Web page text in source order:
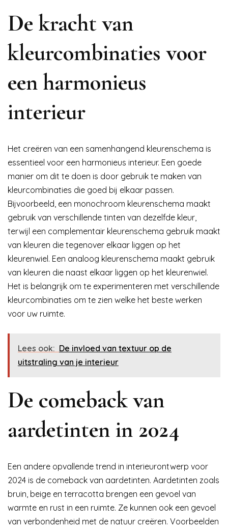
De kracht van
kleurcombinaties voor
een harmonieus
interieur
Het creëren van een samenhangend kleurenschema is
essentieel voor een harmonieus interieur. Een goede
manier om dit te doen is door gebruik te maken van
kleurcombinaties die goed bij elkaar passen.
Bijvoorbeeld, een monochroom kleurenschema maakt
gebruik van verschillende tinten van dezelfde kleur,
terwijl een complementair kleurenschema gebruik maakt
van kleuren die tegenover elkaar liggen op het
kleurenwiel. Een analoog kleurenschema maakt gebruik
van kleuren die naast elkaar liggen op het kleurenwiel.
Het is belangrijk om te experimenteren met verschillende
kleurcombinaties om te zien welke het beste werken
voor uw ruimte.
Lees ook: De invloed van textuur op de
uitstraling van je interieur
De comeback van
aardetinten in 2024
Een andere opvallende trend in interieurontwerp voor
2024 is de comeback van aardetinten. Aardetinten zoals
bruin, beige en terracotta brengen een gevoel van
warmte en rust in een ruimte. Ze kunnen ook een gevoel
van verbondenheid met de natuur creëren. Voorbeelden